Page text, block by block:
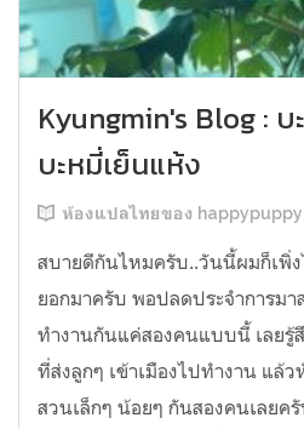
Kyungmin's Blog : บ
บะหมี่เย็นแห้ง
ห้องแปลไทยของ happypuppy
สบายดีกันไหมครับ..วันนี้ผมก็เพิ่
ยอกมาครับ พอปลดประจำการมา
ทำงานกันแค่สองคนแบบนี้ เลยรู้
ที่ส่งลูกๆ เข้าเมืองไปทำงาน แล้
สวนเล็กๆ น้อยๆ กันสองคนเลยค